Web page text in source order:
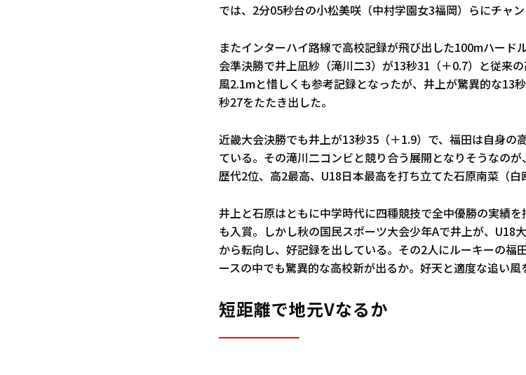
では、2分05秒台の小松美咲（中村学園女3福岡）らにチャン
またインターハイ路線で高校記録が飛び出した100mハード
会準決勝で井上凪紗（滝川二3）が13秒31（＋0.7）と従来
風2.1mと惜しくも参考記録となったが、井上が驚異的な13
秒27をたたき出した。
近畿大会決勝でも井上が13秒35（＋1.9）で、福田は自身の
ている。その滝川二コンビと競り合う展開となりそうなの
歴代2位、高2最高、U18日本最高を打ち立てた石原南菜（白
井上と石原はともに中学時代に四種競技で全中優勝の実績
も入賞。しかし秋の国民スポーツ大会少年Aで井上が、U18
から転向し、好記録を出している。その2人にルーキーの福
ースの中でも驚異的な高校新が出るか。好天と適度な追い風
短距離で地元Vなるか